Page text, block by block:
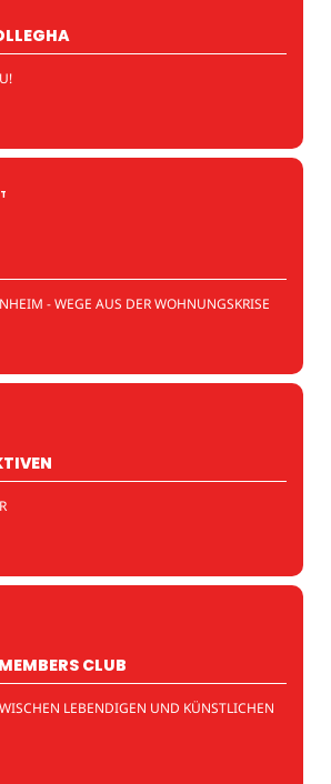
- WEGE AUS DER WOHNUNGSKRISE
CLUB
LEBENDIGEN UND KÜNSTLICHEN